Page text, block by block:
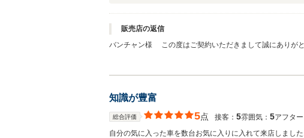
販売店の返信
バンチャン様 この度はご契約いただきまして誠にありが
知識が豊富
総合評価 5点 接客： 5雰囲気： 5アフター
自分の気に入った車を数台お気に入りに入れて来店しまし